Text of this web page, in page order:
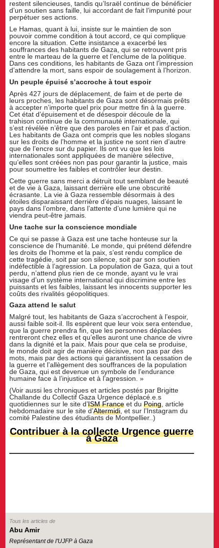
restent silencieuses, tandis qu’Israël continue de bénéficier
d’un soutien sans faille, lui accordant de fait l’impunité pour
perpétuer ses actions.
Le Hamas, quant à lui, insiste sur le maintien de son
pouvoir comme condition à tout accord, ce qui complique
encore la situation. Cette insistance a exacerbé les
souffrances des habitants de Gaza, qui se retrouvent pris
entre le marteau de la guerre et l’enclume de la politique.
Dans ces conditions, les habitants de Gaza ont l’impression
d’attendre la mort, sans espoir de soulagement à l’horizon.
Un peuple épuisé s’accroche à tout espoir
Après 427 jours de déplacement, de faim et de perte de
leurs proches, les habitants de Gaza sont désormais prêts
à accepter n’importe quel prix pour mettre fin à la guerre.
Cet état d’épuisement et de désespoir découle de la
trahison continue de la communauté internationale, qui
s’est révélée n’être que des paroles en l’air et pas d’action.
Les habitants de Gaza ont compris que les nobles slogans
sur les droits de l’homme et la justice ne sont rien d’autre
que de l’encre sur du papier. Ils ont vu que les lois
internationales sont appliquées de manière sélective,
qu’elles sont créées non pas pour garantir la justice, mais
pour soumettre les faibles et contrôler leur destin.
Cette guerre sans merci a détruit tout semblant de beauté
et de vie à Gaza, laissant derrière elle une obscurité
écrasante. La vie à Gaza ressemble désormais à des
étoiles disparaissant derrière d’épais nuages, laissant le
pays dans l’ombre, dans l’attente d’une lumière qui ne
viendra peut-être jamais.
Une tache sur la conscience mondiale
Ce qui se passe à Gaza est une tache honteuse sur la
conscience de l’humanité. Le monde, qui prétend défendre
les droits de l’homme et la paix, s’est rendu complice de
cette tragédie, soit par son silence, soit par son soutien
indéfectible à l’agression. La population de Gaza, qui a tout
perdu, n’attend plus rien de ce monde, ayant vu le vrai
visage d’un système international qui discrimine entre les
puissants et les faibles, laissant les innocents supporter les
coûts des rivalités géopolitiques.
Gaza attend le salut
Malgré tout, les habitants de Gaza s’accrochent à l’espoir,
aussi faible soit-il. Ils espèrent que leur voix sera entendue,
que la guerre prendra fin, que les personnes déplacées
rentreront chez elles et qu’elles auront une chance de vivre
dans la dignité et la paix. Mais pour que cela se produise,
le monde doit agir de manière décisive, non pas par des
mots, mais par des actions qui garantissent la cessation de
la guerre et l’allègement des souffrances de la population
de Gaza, qui est devenue un symbole de l’endurance
humaine face à l’injustice et à l’agression. »
(Voir aussi les chroniques et articles postés par Brigitte
Challande du Collectif Gaza Urgence déplacé.e.s
quotidiennes sur le site d’ISM France et duPoing , article
hebdomadaire sur le site d’Altermidi , et sur l’Instagram du
comité Palestine des étudiants de Montpellier..)
Contribuer à la collecte Urgence guerre
à Gaza
Tous les articles de
Abu Amir
Représentant de l'UJFP à Gaza